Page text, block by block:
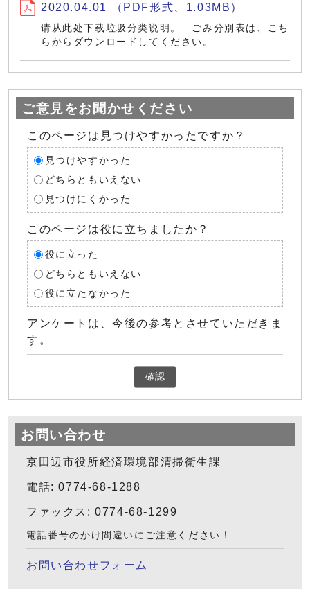
2020.04.01 （PDF形式、1.03MB）
请从此处下载垃圾分类说明。 ごみ分別表は、こち
らからダウンロードしてください。
ご意見をお聞かせください
このページは見つけやすかったですか？
見つけやすかった
どちらともいえない
見つけにくかった
このページは役に立ちましたか？
役に立った
どちらともいえない
役に立たなかった
アンケートは、今後の参考とさせていただきま
す。
確認
お問い合わせ
京田辺市役所経済環境部清掃衛生課
電話: 0774-68-1288
ファックス: 0774-68-1299
電話番号のかけ間違いにご注意ください！
お問い合わせフォーム